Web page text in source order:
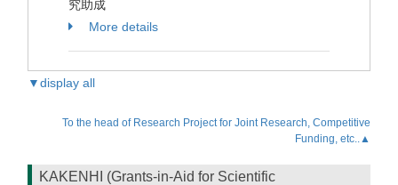
究助成
More details
▼display all
To the head of Research Project for Joint Research, Competitive
Funding, etc..▲
KAKENHI (Grants-in-Aid for Scientific